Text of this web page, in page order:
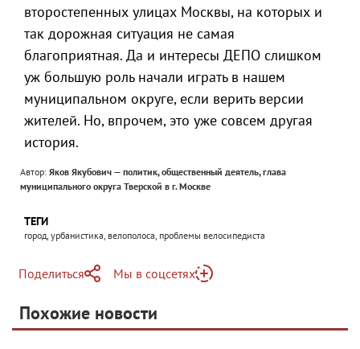
второстепенных улицах Москвы, на которых и
так дорожная ситуация не самая
благоприятная. Да и интересы ДЕПО слишком
уж большую роль начали играть в нашем
муниципальном округе, если верить версии
жителей. Но, впрочем, это уже совсем другая
история.
Автор: Яков Якубович — политик, общественный деятель, глава
муниципального округа Тверской в г. Москве
ТЕГИ
город, урбанистика, велополоса, проблемы велосипедиста
Поделиться
Telegram
Мы в соцсетях
Яндекс Дзен
Похожие новости